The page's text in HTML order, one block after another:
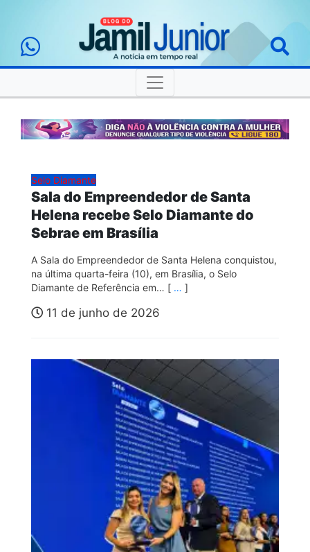
Selo Diamante
Sala do Empreendedor de Santa
Helena recebe Selo Diamante do
Sebrae em Brasília
A Sala do Empreendedor de Santa Helena conquistou,
na última quarta-feira (10), em Brasília, o Selo
Diamante de Referência em… [ … ]
11 de junho de 2026